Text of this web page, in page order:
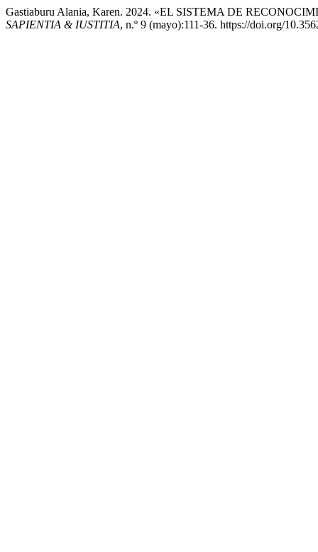
Gastiaburu Alania, Karen. 2024. «EL SISTEMA DE
SAPIENTIA & IUSTITIA, n.º 9 (mayo):111-36. https://doi.org/